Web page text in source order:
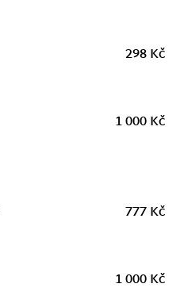
298 Kč
1 000 Kč
777 Kč
1 000 Kč